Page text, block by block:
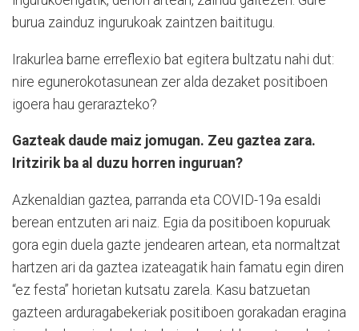
burua zainduz ingurukoak zaintzen baititugu.
Irakurlea barne erreflexio bat egitera bultzatu nahi dut:
nire egunerokotasunean zer alda dezaket positiboen
igoera hau gerarazteko?
Gazteak daude maiz jomugan. Zeu gaztea zara.
Iritzirik ba al duzu horren inguruan?
Azkenaldian gaztea, parranda eta COVID-19a esaldi
berean entzuten ari naiz. Egia da positiboen kopuruak
gora egin duela gazte jendearen artean, eta normaltzat
hartzen ari da gaztea izateagatik hain famatu egin diren
“ez festa” horietan kutsatu zarela. Kasu batzuetan
gazteen arduragabekeriak positiboen gorakadan eragina